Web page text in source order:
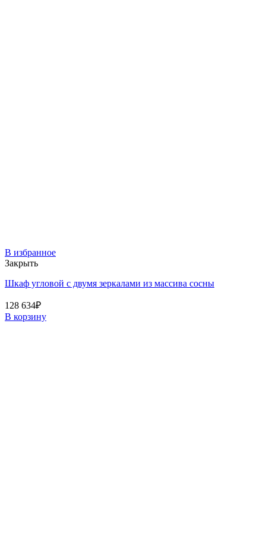
В избранное
Закрыть
Шкаф угловой с двумя зеркалами из массива сосны
128 634₽
В корзину